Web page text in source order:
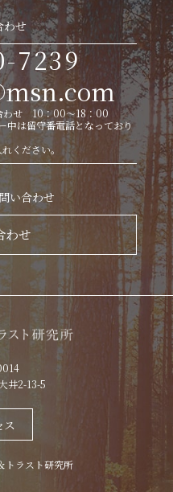
わせ
7239
わせ 10：00～18：00
中は留守番電話となっており
ください。
い合わせ
わせ
井2-13-5
ス
トラスト研究所